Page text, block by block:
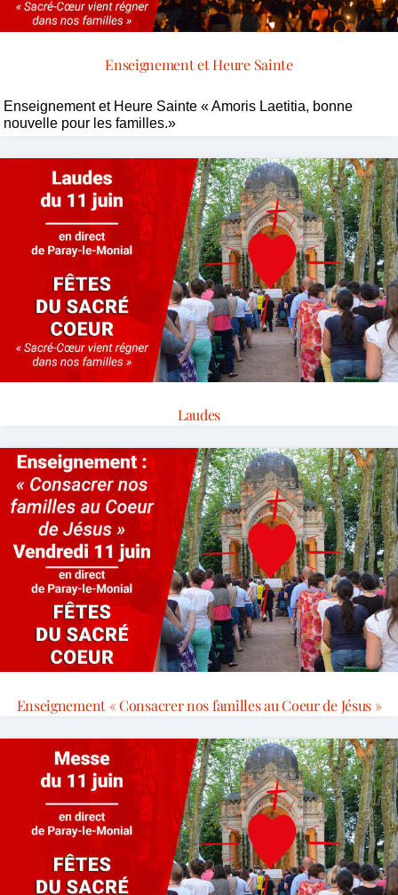
Enseignement et Heure Sainte
Enseignement et Heure Sainte « Amoris Laetitia, bonne
nouvelle pour les familles.»
Laudes
Enseignement « Consacrer nos familles au Coeur de Jésus »